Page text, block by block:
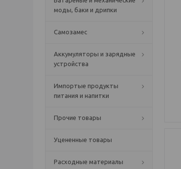
моды, баки и дрипки
Самозамес
Аккумуляторы и зарядные
устройства
Импортые продукты
питания и напитки
Прочие товары
Уцененные товары
Расходные материалы